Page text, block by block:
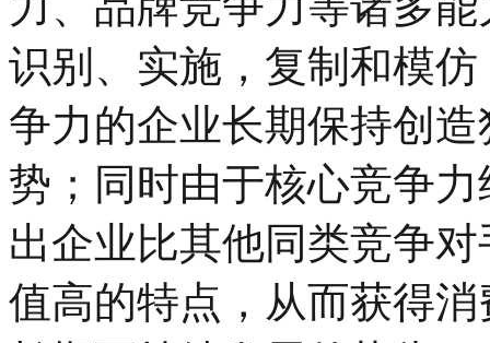
识别、实施，复制和模
争力的企业长期保持创
势；同时由于核心竞争
出企业比其他同类竞争
值高的特点，从而获得